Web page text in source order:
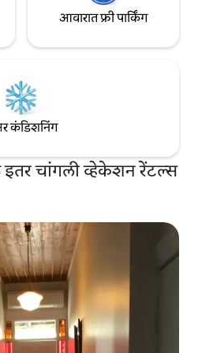
आवारात फ्री पार्किंग
कंडिशनिंग
चांगली व्हेकेशन रेंटल्स